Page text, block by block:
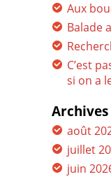
Aux
Balade
C’est
si on a
Archives
août
juillet
juin